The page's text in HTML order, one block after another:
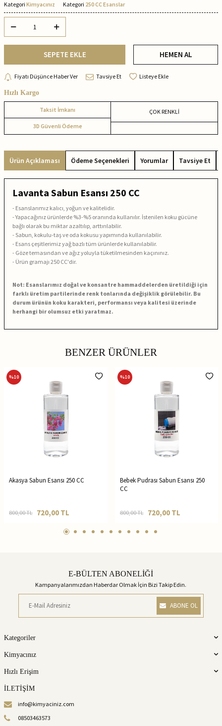
Kategori Kimyacınız Kategori 250 CC Esanslar
SEPETE EKLE HEMEN AL
Fiyatı Düşünce Haber Ver Tavsiye Et Listeye Ekle
Hızlı Kargo
Taksit İmkanı
3D Güvenli Ödeme
ÇOK RENKLİ
Ürün Açıklaması Ödeme Seçenekleri Yorumlar Tavsiye Et
Lavanta Sabun Esansı 250 CC
- Esanslarımız kalıcı, yoğun ve kalitelidir.
- Yapacağınız ürünlerde %3-%5 oranında kullanılır. İstenilen koku gücüne
bağlı olarak bu miktar azaltılıp, arttırılabilir.
- Sabun, kokulu-taş ve oda kokusu yapımında kullanılabilir.
- Esans çeşitlerimiz yağ bazlı tüm ürünlerde kullanılabilir.
- Göze temasından ve ağız yoluyla tüketilmesinden kaçınınız.
- Ürün gramajı 250 CC'dir.
Not: Esanslarımız doğal ve konsantre hammaddelerden üretildiği için
farklı üretim partilerinde renk tonlarında değişiklik görülebilir. Bu
durum ürünün koku karakteri, performansı veya kalitesi üzerinde
herhangi bir olumsuz etki yaratmaz.
BENZER ÜRÜNLER
%10
Akasya Sabun Esansı 250 CC
800,00TL 720,00 TL
%10
Bebek Pudrası Sabun Esansı 250
CC
800,00TL 720,00TL
E-BÜLTEN ABONELİĞİ
Kampanyalarımızdan Haberdar Olmak İçin Bizi Takip Edin.
ABONE OL
Kategoriler
Kimyacınız
Hızlı Erişim
İLETİŞİM
info@kimyaciniz.com
08503463573